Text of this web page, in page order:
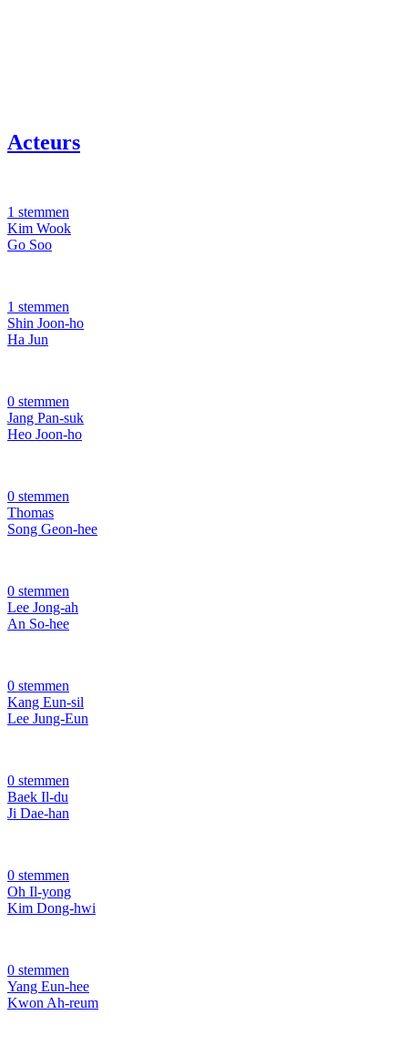
Acteurs
1 stemmen
Kim Wook
Go Soo
1 stemmen
Shin Joon-ho
Ha Jun
0 stemmen
Jang Pan-suk
Heo Joon-ho
0 stemmen
Thomas
Song Geon-hee
0 stemmen
Lee Jong-ah
An So-hee
0 stemmen
Kang Eun-sil
Lee Jung-Eun
0 stemmen
Baek Il-du
Ji Dae-han
0 stemmen
Oh Il-yong
Kim Dong-hwi
0 stemmen
Yang Eun-hee
Kwon Ah-reum